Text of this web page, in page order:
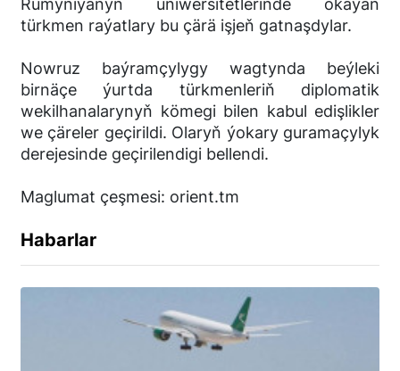
Rumyniýanyň uniwersitetlerinde okaýan
türkmen raýatlary bu çärä işjeň gatnaşdylar.
Nowruz baýramçylygy wagtynda beýleki
birnäçe ýurtda türkmenleriň diplomatik
wekilhanalarynyň kömegi bilen kabul edişlikler
we çäreler geçirildi. Olaryň ýokary guramaçylyk
derejesinde geçirilendigi bellendi.
Maglumat çeşmesi: orient.tm
Habarlar